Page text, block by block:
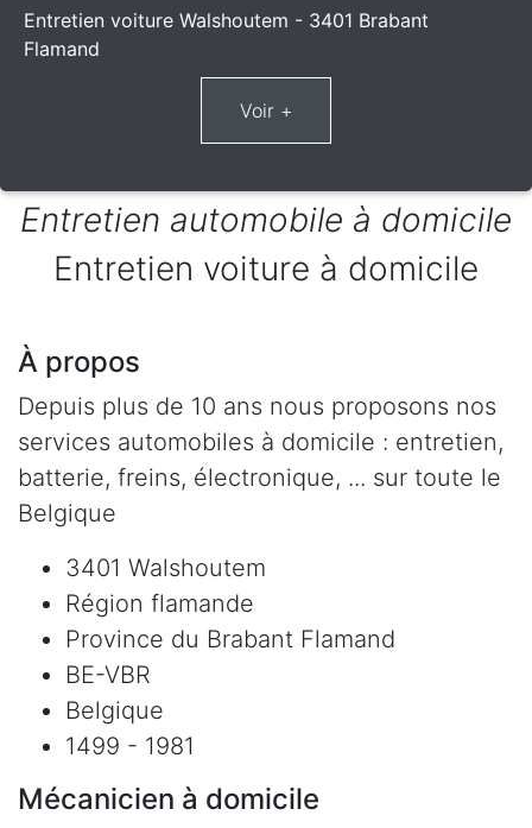
Entretien voiture Walshoutem - 3401 Brabant
Flamand
Entretien automobile à domicile
Entretien voiture à domicile
À propos
Depuis plus de 10 ans nous proposons nos
services automobiles à domicile : entretien,
batterie, freins, électronique, ... sur toute le
Belgique
3401 Walshoutem
Région flamande
Province du Brabant Flamand
BE-VBR
Belgique
1499 - 1981
Mécanicien à domicile